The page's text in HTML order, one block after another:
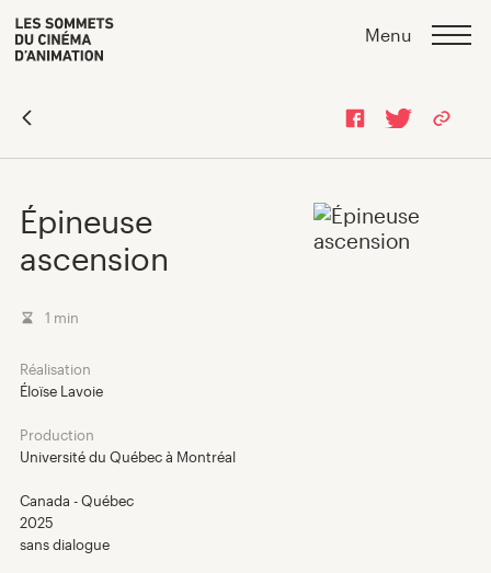
Skip
to
content
Skip
to
navigation
Programmation 2026
Répertoire des films
Menu
Épineuse
ascension
1 min
Réalisation
Éloïse Lavoie
Production
Université du Québec à Montréal
Canada - Québec
2025
sans dialogue